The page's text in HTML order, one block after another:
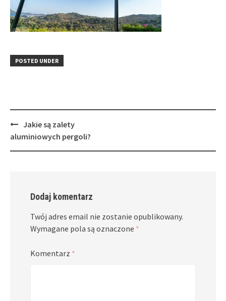
POSTED UNDER
Post
navigation
Jakie są zalety
aluminiowych pergoli?
Dodaj komentarz
Twój adres email nie zostanie opublikowany.
Wymagane pola są oznaczone *
Komentarz *